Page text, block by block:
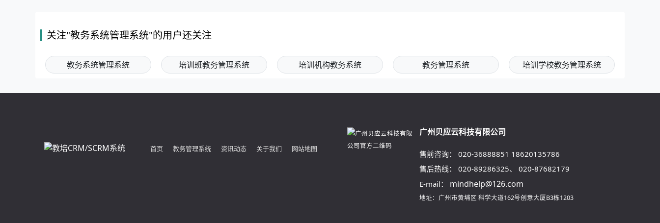
关注"教务系统管理系统"的用户还关注
教务系统管理系统 培训班教务管理系统 培训机构教务系统 教务管理系统 培训学校教务管理系统
首页 教务管理系统 资讯动态 关于我们 网站地图
广州贝应云科技有限公司
售前咨询： 020-36888851 18620135786
售后热线：
020-89286325、 020-87682179
E-mail：
mindhelp@126.com
地址：广州市黄埔区 科学大道162号创意大厦B3栋1203